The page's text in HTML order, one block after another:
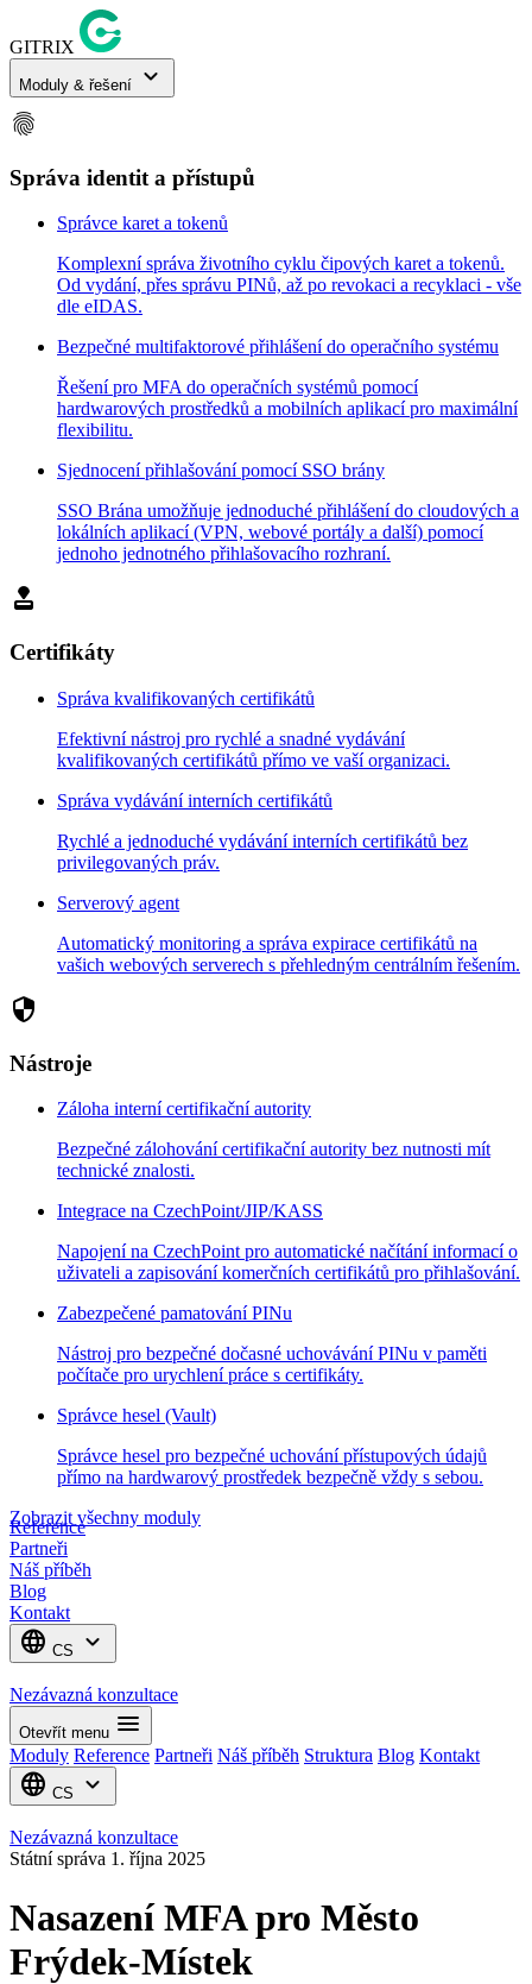
GITRIX
Moduly & řešení
expand_more
fingerprint
Správa identit a přístupů
Správce karet a tokenů
Komplexní správa životního cyklu čipových karet a tokenů.
Od vydání, přes správu PINů, až po revokaci a recyklaci - vše
dle eIDAS.
Bezpečné multifaktorové přihlášení do operačního systému
Řešení pro MFA do operačních systémů pomocí
hardwarových prostředků a mobilních aplikací pro maximální
flexibilitu.
Sjednocení přihlašování pomocí SSO brány
SSO Brána umožňuje jednoduché přihlášení do cloudových a
lokálních aplikací (VPN, webové portály a další) pomocí
jednoho jednotného přihlašovacího rozhraní.
approval
Certifikáty
Správa kvalifikovaných certifikátů
Efektivní nástroj pro rychlé a snadné vydávání
kvalifikovaných certifikátů přímo ve vaší organizaci.
Správa vydávání interních certifikátů
Rychlé a jednoduché vydávání interních certifikátů bez
privilegovaných práv.
Serverový agent
Automatický monitoring a správa expirace certifikátů na
vašich webových serverech s přehledným centrálním řešením.
security
Nástroje
Záloha interní certifikační autority
Bezpečné zálohování certifikační autority bez nutnosti mít
technické znalosti.
Integrace na CzechPoint/JIP/KASS
Napojení na CzechPoint pro automatické načítání informací o
uživateli a zapisování komerčních certifikátů pro přihlašování.
Zabezpečené pamatování PINu
Nástroj pro bezpečné dočasné uchovávání PINu v paměti
počítače pro urychlení práce s certifikáty.
Správce hesel (Vault)
Správce hesel pro bezpečné uchování přístupových údajů
přímo na hardwarový prostředek bezpečně vždy s sebou.
Zobrazit všechny moduly
Reference
Partneři
Náš příběh
Blog
Kontakt
language CS expand_more
Nezávazná konzultace
Otevřít menu menu
Moduly Reference Partneři Náš příběh Struktura Blog Kontakt
language CS expand_more
Nezávazná konzultace
Státní správa 1. října 2025
Nasazení MFA pro Město
Frýdek-Místek